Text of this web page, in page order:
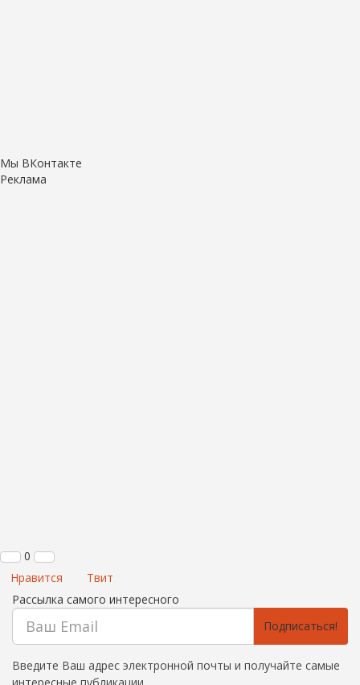
Мы ВКонтакте
Реклама
0
Нравится
Твит
Рассылка самого интересного
Подписаться!
Введите Ваш адрес электронной почты и получайте самые